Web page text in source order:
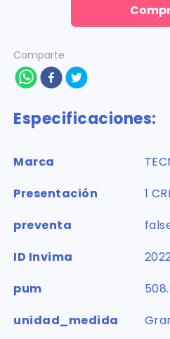
Comparte
Especificaciones:
Marca
Presentación
1
preventa
ID Invima
pum
unidad_medida